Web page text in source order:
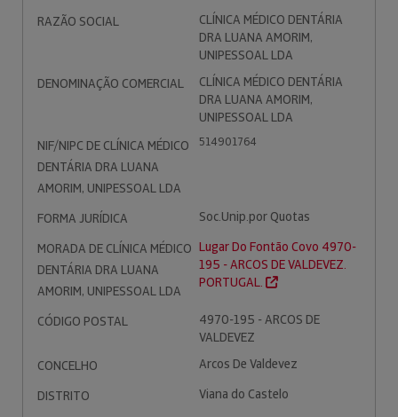
RAZÃO SOCIAL
CLÍNICA MÉDICO DENTÁRIA
DRA LUANA AMORIM,
UNIPESSOAL LDA
DENOMINAÇÃO COMERCIAL
CLÍNICA MÉDICO DENTÁRIA
DRA LUANA AMORIM,
UNIPESSOAL LDA
NIF/NIPC DE CLÍNICA MÉDICO
DENTÁRIA DRA LUANA
AMORIM, UNIPESSOAL LDA
514901764
FORMA JURÍDICA
Soc.Unip.por Quotas
MORADA DE CLÍNICA MÉDICO
DENTÁRIA DRA LUANA
AMORIM, UNIPESSOAL LDA
Lugar Do Fontão Covo 4970-
195 - ARCOS DE VALDEVEZ.
PORTUGAL.
CÓDIGO POSTAL
4970-195 - ARCOS DE
VALDEVEZ
CONCELHO
Arcos De Valdevez
DISTRITO
Viana do Castelo